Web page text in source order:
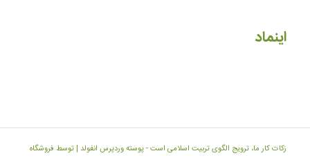
اینماد
زکات کار ما، ترویج الگوی تربیت اسلامی است -پوسته وردپرس انفولد | توسط فروشگاه